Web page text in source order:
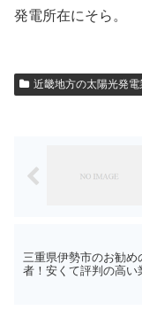
発電所在にそら。
近畿地方の太陽光発電
三重県伊勢市のお勧め
者！安くて評判の高い